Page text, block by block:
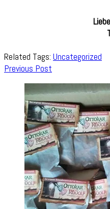
Related Tags: Uncategorized
Post
Previous Post